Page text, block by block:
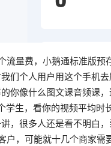
量费，小鹅通标准版预
们个人用户用这个手机
你像什么图文课音频课
学生，看你的视频平均
，很多人还是看不明白
户，可能就十几个商家